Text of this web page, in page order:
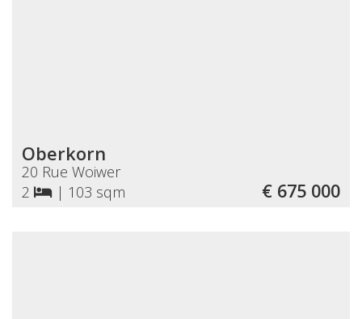
Oberkorn
20 Rue Woiwer
2
| 103 sqm € 675 000